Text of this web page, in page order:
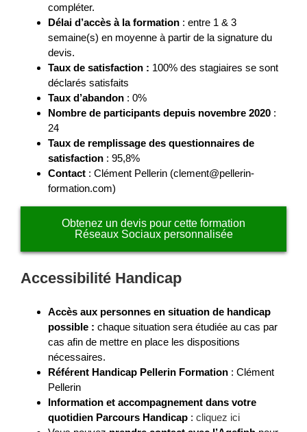
compléter.
Délai d’accès à la formation : entre 1 & 3
semaine(s) en moyenne à partir de la signature du
devis.
Taux de satisfaction : 100% des stagiaires se sont
déclarés satisfaits
Taux d’abandon : 0%
Nombre de participants depuis novembre 2020 :
24
Taux de remplissage des questionnaires de
satisfaction : 95,8%
Contact : Clément Pellerin (clement@pellerin-
formation.com)
Obtenez un devis pour cette formation
Réseaux Sociaux personnalisée
Accessibilité Handicap
Accès aux personnes en situation de handicap
possible : chaque situation sera étudiée au cas par
cas afin de mettre en place les dispositions
nécessaires.
Référent Handicap Pellerin Formation : Clément
Pellerin
Information et accompagnement dans votre
quotidien Parcours Handicap : cliquez ici